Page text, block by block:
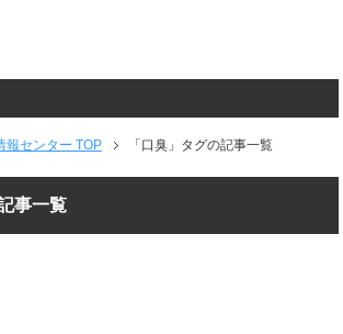
報センター TOP 「口臭」タグの記事一覧
事一覧